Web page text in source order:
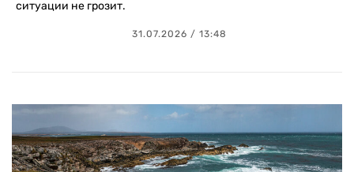
ситуации не грозит.
31.07.2026 / 13:48